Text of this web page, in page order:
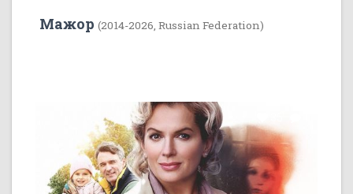
Мажор (2014-2026, Russian Federation)